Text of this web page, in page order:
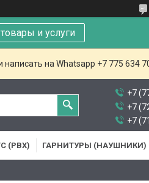
и услуги
на Whatsapp +7 775 634
+7
+7
+7
(PBX) ГАРНИТУРЫ (НАУШНИКИ)